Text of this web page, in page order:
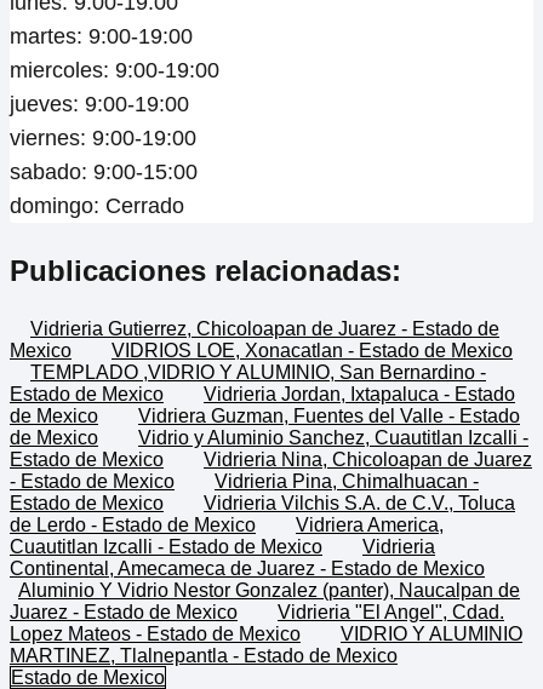
martes: 9:00-19:00
miercoles: 9:00-19:00
jueves: 9:00-19:00
viernes: 9:00-19:00
sabado: 9:00-15:00
domingo: Cerrado
Publicaciones relacionadas:
Vidrieria Gutierrez, Chicoloapan de Juarez - Estado de
Mexico
VIDRIOS LOE, Xonacatlan - Estado de Mexico
TEMPLADO ,VIDRIO Y ALUMINIO, San Bernardino -
Estado de Mexico
Vidrieria Jordan, Ixtapaluca - Estado
de Mexico
Vidriera Guzman, Fuentes del Valle - Estado
de Mexico
Vidrio y Aluminio Sanchez, Cuautitlan Izcalli -
Estado de Mexico
Vidrieria Nina, Chicoloapan de Juarez
- Estado de Mexico
Vidrieria Pina, Chimalhuacan -
Estado de Mexico
Vidrieria Vilchis S.A. de C.V., Toluca
de Lerdo - Estado de Mexico
Vidriera America,
Cuautitlan Izcalli - Estado de Mexico
Vidrieria
Continental, Amecameca de Juarez - Estado de Mexico
Aluminio Y Vidrio Nestor Gonzalez (panter), Naucalpan de
Juarez - Estado de Mexico
Vidrieria "El Angel", Cdad.
Lopez Mateos - Estado de Mexico
VIDRIO Y ALUMINIO
MARTINEZ, Tlalnepantla - Estado de Mexico
Estado de Mexico